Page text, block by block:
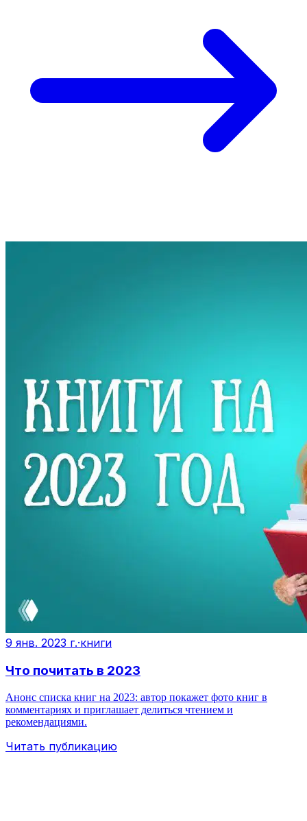
9 янв. 2023 г.·книги
Что почитать в 2023
Анонс списка книг на 2023: автор покажет фото книг в
комментариях и приглашает делиться чтением и
рекомендациями.
Читать публикацию